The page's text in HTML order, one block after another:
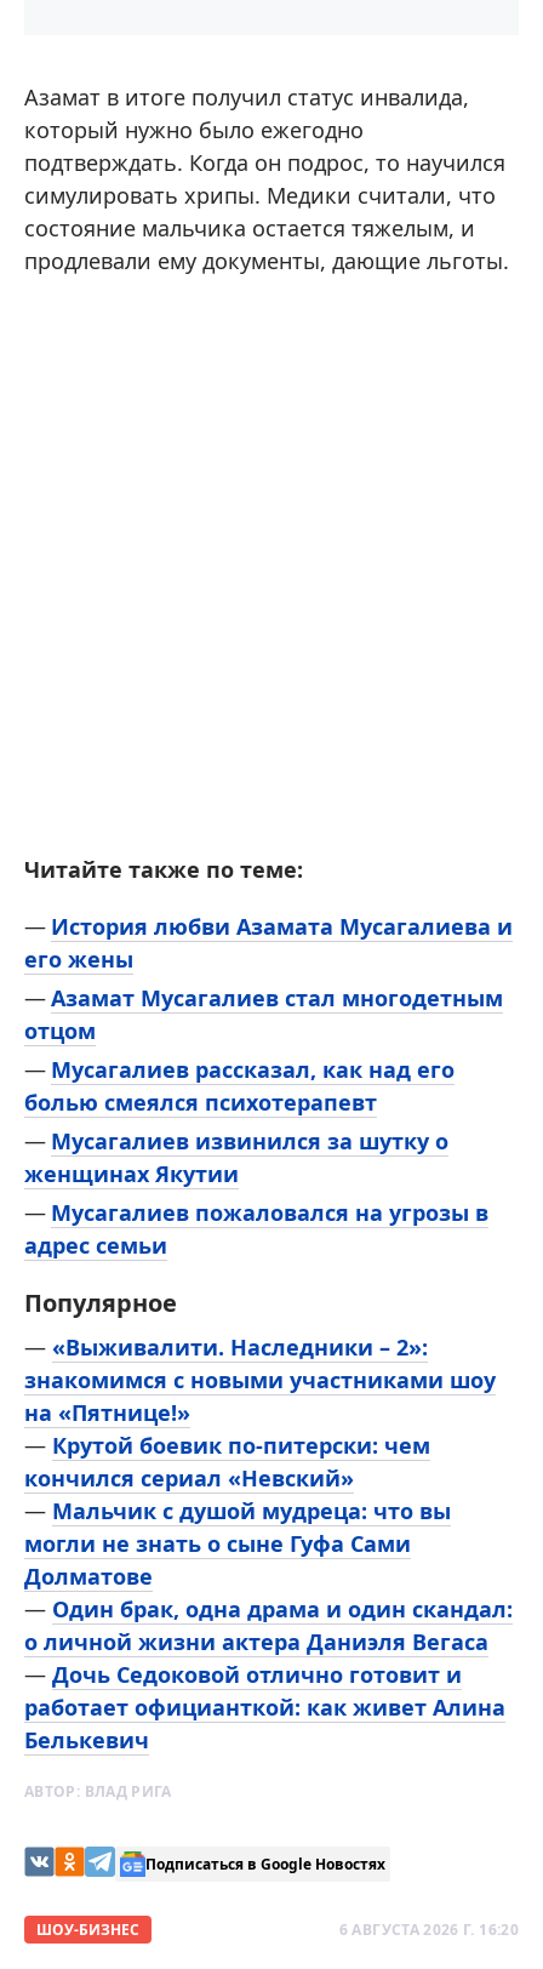
Азамат в итоге получил статус инвалида,
который нужно было ежегодно
подтверждать. Когда он подрос, то научился
симулировать хрипы. Медики считали, что
состояние мальчика остается тяжелым, и
продлевали ему документы, дающие льготы.
Читайте также по теме:
История любви Азамата Мусагалиева и
его жены
Азамат Мусагалиев стал многодетным
отцом
Мусагалиев рассказал, как над его
болью смеялся психотерапевт
Мусагалиев извинился за шутку о
женщинах Якутии
Мусагалиев пожаловался на угрозы в
адрес семьи
Популярное
— «Выживалити. Наследники – 2»:
знакомимся с новыми участниками шоу
на «Пятнице!»
— Крутой боевик по-питерски: чем
кончился сериал «Невский»
— Мальчик с душой мудреца: что вы
могли не знать о сыне Гуфа Сами
Долматове
— Один брак, одна драма и один скандал:
о личной жизни актера Даниэля Вегаса
— Дочь Седоковой отлично готовит и
работает официанткой: как живет Алина
Белькевич
АВТОР: ВЛАД РИГА
Подписаться в Google Новостях
ШОУ-БИЗНЕС 6 АВГУСТА 2026 Г. 16:20